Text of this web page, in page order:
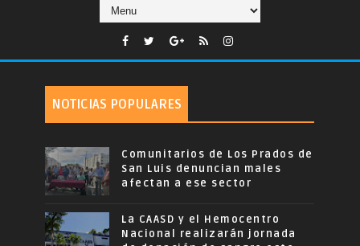
NOTICIAS POPULARES
Comunitarios de Los Prados de
San Luis denuncian males
afectan a ese sector
La CAASD y el Hemocentro
Nacional realizarán jornada